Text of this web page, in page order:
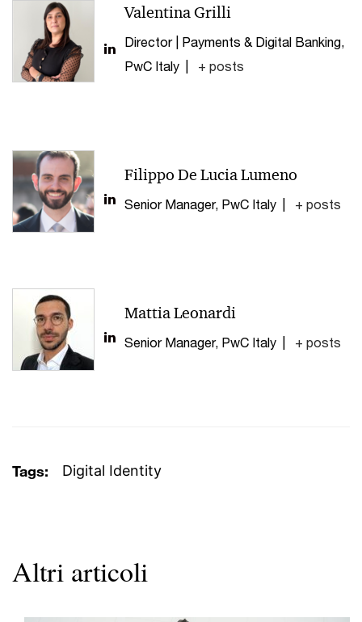
Valentina Grilli
Director | Payments & Digital Banking,
PwC Italy
+ posts
Filippo De Lucia Lumeno
Senior Manager, PwC Italy + posts
Mattia Leonardi
Senior Manager, PwC Italy + posts
Tags: Digital Identity
Altri articoli